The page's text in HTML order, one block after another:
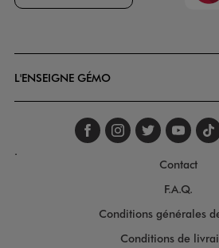
L'ENSEIGNE GÉMO
Suivez-
Suivez-
.
Contact
F.A.Q.
Conditions générales
Conditions de